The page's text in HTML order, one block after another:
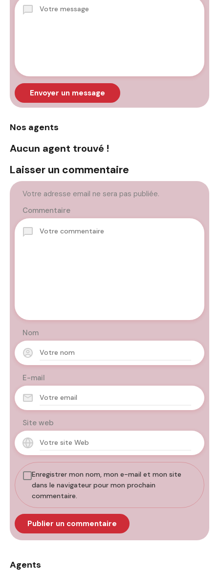
Envoyer un message
Nos agents
Aucun agent trouvé !
Laisser un commentaire
Votre adresse email ne sera pas publiée.
Commentaire
Nom
E-mail
Site web
Enregistrer mon nom, mon e-mail et mon site
dans le navigateur pour mon prochain
commentaire.
Agents